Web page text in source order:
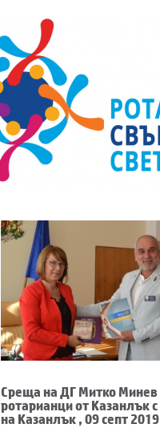
Среща на ДГ Митко Минев
ротарианци от Казанлък
на Казанлък , 09 септ 2019